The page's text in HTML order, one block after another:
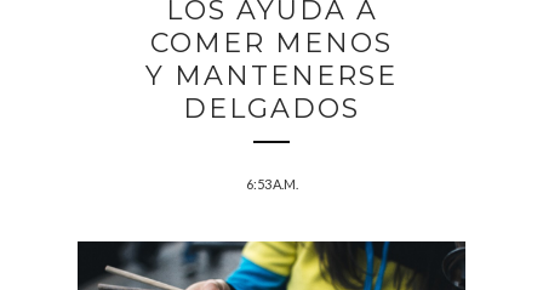
LOS AYUDA A
COMER MENOS
Y MANTENERSE
DELGADOS
6:53 A.M.